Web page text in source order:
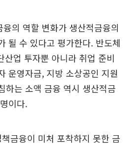
의 역할 변화가 생산적금융의
될 수 있다고 평가한다. 반도체
산업 투자뿐 아니라 취업 준비
운영자금, 지방 소상공인 지원
하는 소액 금융 역시 생산적금
이다.
금융이 미처 포착하지 못한 금